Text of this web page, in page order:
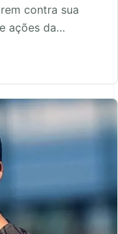
contra sua
ações da…